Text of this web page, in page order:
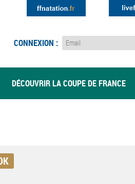
CONNEXION :
DÉCOUVRIR LA COUPE DE FRANCE